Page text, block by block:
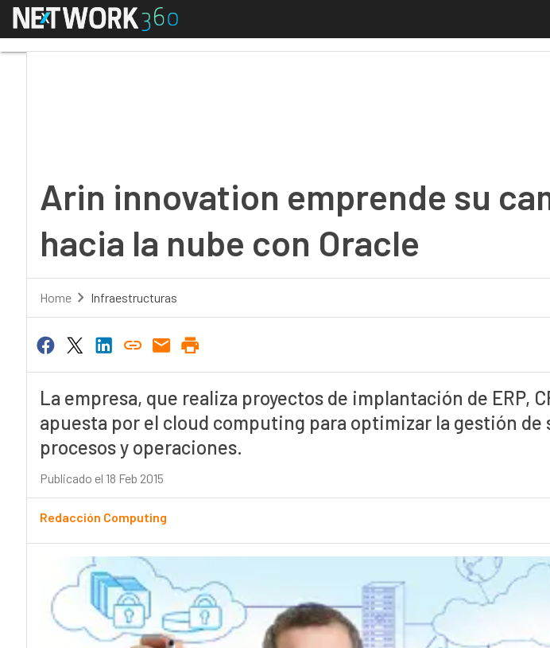
Menú
Arin innovation emprende su
hacia la nube con Oracle
Home Infraestructuras
La empresa, que realiza proyectos de implantación de ERP,
apuesta por el cloud computing para optimizar la gestión de
procesos y operaciones.
Publicado el 18 Feb 2015
Redacción Computing